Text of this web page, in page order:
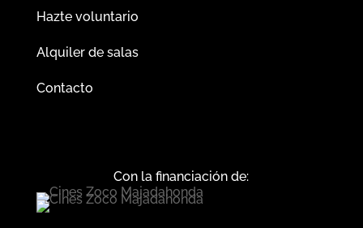
Hazte voluntario
Alquiler de salas
Contacto
Con la financiación de: